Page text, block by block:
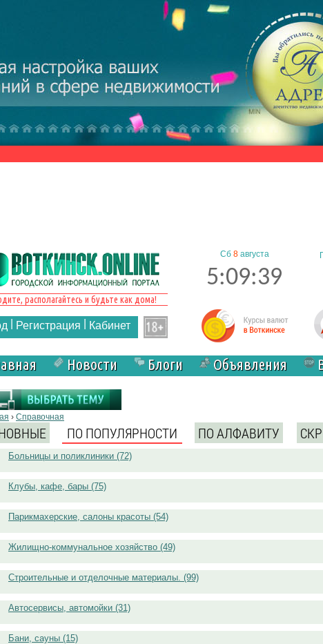
располагайтесь и будьте как дома!
Регистрация Кабинет
Сб 8августа
5:09:40
Новости Блоги Объявления
› Справочная
ПО ПОПУЛЯРНОСТИ (АКТИВНАЯ ВКЛАДКА)
ПО АЛФАВИТУ
Больницы и поликлиники (72)
Клубы, кафе, бары (75)
Парикмахерские, салоны красоты (54)
Жилищно-коммунальное хозяйство (49)
Строительные и отделочные материалы. (99)
Автосервисы, автомойки (31)
Бани, сауны (15)